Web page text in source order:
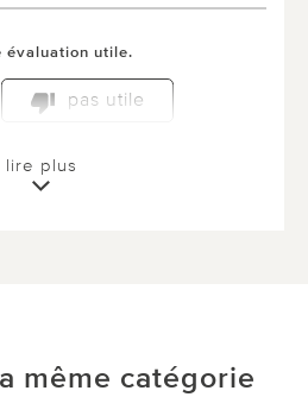
évaluation utile.
pas utile
lire plus
même catégorie